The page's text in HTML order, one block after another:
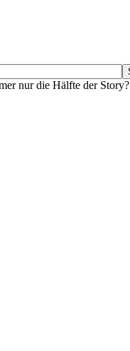
nur die Hälfte der Story?